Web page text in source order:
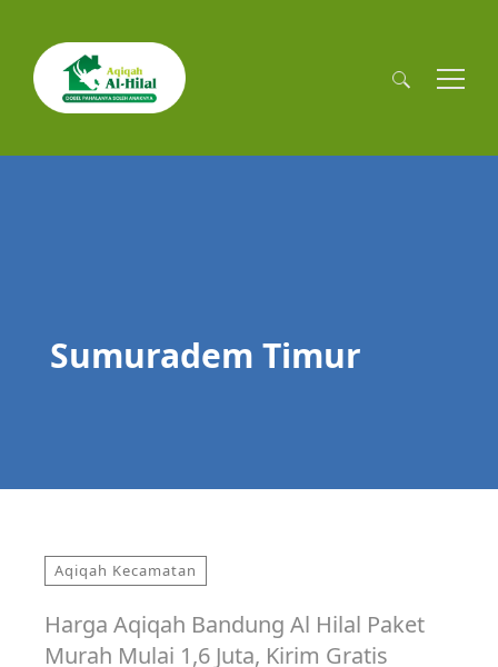
Cari
Sumuradem Timur
Aqiqah Kecamatan
Harga Aqiqah Bandung Al Hilal Paket
Murah Mulai 1,6 Juta, Kirim Gratis